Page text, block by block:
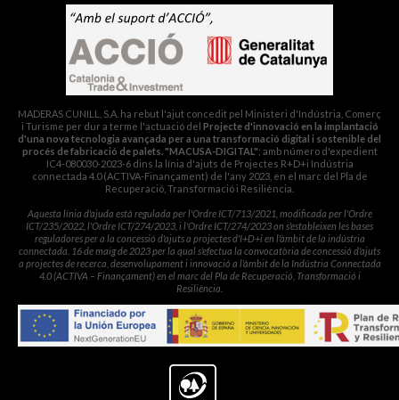
MADERAS CUNILL, S.A. ha rebut l'ajut concedit pel Ministeri d'Indústria, Comerç
i Turisme per dur a terme l'actuació del Projecte d'innovació en la implantació
d'una nova tecnologia avançada per a una transformació digital i sostenible del
procés de fabricació de palets. "MACUSA-DIGITAL"; amb número d'expedient
IC4-080030-2023-6 dins la línia d'ajuts de Projectes R+D+i Indústria
connectada 4.0 (ACTIVA-Finançament) de l'any 2023, en el marc del Pla de
Recuperació, Transformació i Resiliència.
Aquesta línia d'ajuda està regulada per l'Ordre ICT/713/2021, modificada per l'Ordre
ICT/235/2022, l'Ordre ICT/274/2023, i l'Ordre ICT/274/2023 on s'estableixen les bases
reguladores per a la concessió d'ajuts a projectes d'I+D+i en l'àmbit de la indústria
connectada. 16 de maig de 2023 per la qual s'efectua la convocatòria de concessió d'ajuts
a projectes de recerca, desenvolupament i innovació a l'àmbit de la Indústria Connectada
4.0 (ACTIVA – Finançament) en el marc del Pla de Recuperació, Transformació i
Resiliència.